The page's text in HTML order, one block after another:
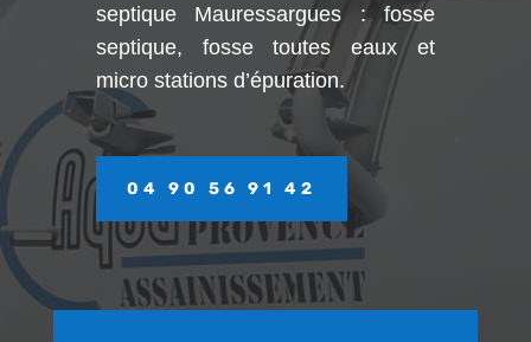
septique Mauressargues : fosse
septique, fosse toutes eaux et
micro stations d’épuration.
04 90 56 91 42